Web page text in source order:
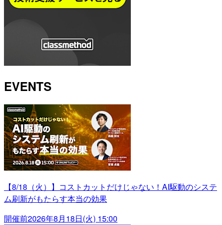
EVENTS
【8/18（火）】コストカットだけじゃない！AI駆動のシステ
ム刷新がもたらす本当の効果
開催前2026年8月18日(火) 15:00